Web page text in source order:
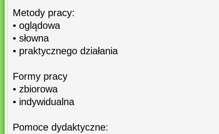
Metody pracy:
• oglądowa
• słowna
• praktycznego działania
Formy pracy
• zbiorowa
• indywidualna
Pomoce dydaktyczne: